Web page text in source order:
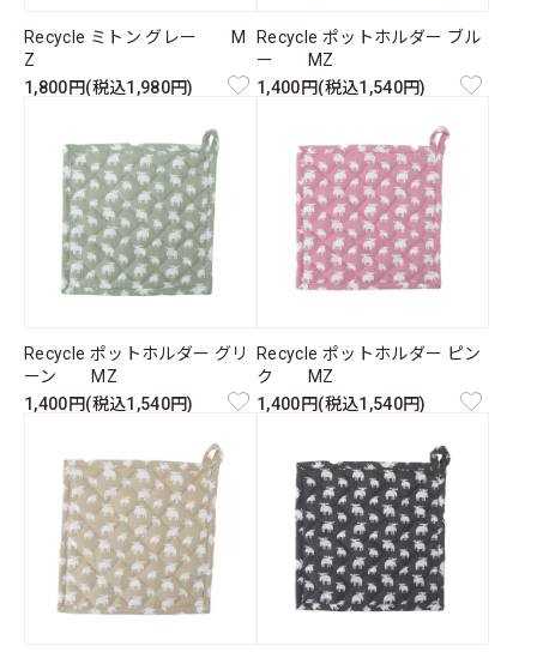
Recycle ミトン グレー M
Z
1,800円(税込1,980円)
Recycle ポットホルダー ブル
ー MZ
1,400円(税込1,540円)
Recycle ポットホルダー グリ
ーン MZ
1,400円(税込1,540円)
Recycle ポットホルダー ピン
ク MZ
1,400円(税込1,540円)